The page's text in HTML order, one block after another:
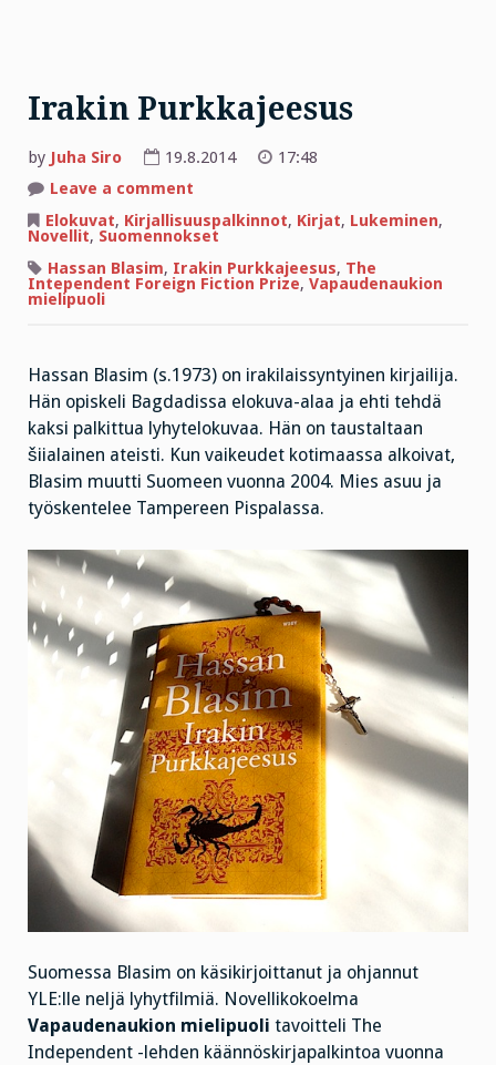
Irakin Purkkajeesus
by Juha Siro 19.8.2014
17:48
Leave a comment
Purkkajeesus
Elokuvat, Kirjallisuuspalkinnot, Kirjat, Lukeminen,
Novellit, Suomennokset
Hassan Blasim, Irakin Purkkajeesus, The
Intependent Foreign Fiction Prize, Vapaudenaukion
mielipuoli
Hassan Blasim (s.1973) on irakilaissyntyinen kirjailija.
Hän opiskeli Bagdadissa elokuva-alaa ja ehti tehdä
kaksi palkittua lyhytelokuvaa. Hän on taustaltaan
šiialainen ateisti. Kun vaikeudet kotimaassa alkoivat,
Blasim muutti Suomeen vuonna 2004. Mies asuu ja
työskentelee Tampereen Pispalassa.
Suomessa Blasim on käsikirjoittanut ja ohjannut
YLE:lle neljä lyhytfilmiä. Novellikokoelma
Vapaudenaukion mielipuoli tavoitteli The
Independent -lehden käännöskirjapalkintoa vuonna